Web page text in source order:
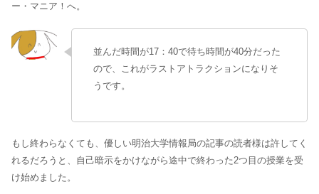
ー・マニア！へ。
並んだ時間が17：40で待ち時間が40分だった
ので、これがラストアトラクションになりそ
うです。
もし終わらなくても、優しい明治大学情報局の記事の読者様は許してく
れるだろうと、自己暗示をかけながら途中で終わった2つ目の授業を受
け始めました。